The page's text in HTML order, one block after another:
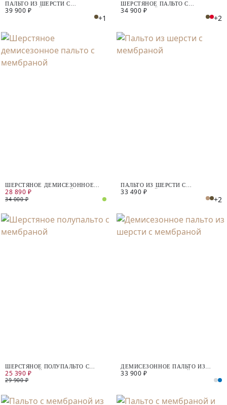
ПАЛЬТО ИЗ ШЕРСТИ С
МЕМБРАНОЙ
39 900 ₽
+1
ШЕРСТЯНОЕ ПАЛЬТО С
МЕМБРАНОЙ
34 900 ₽
+2
ШЕРСТЯНОЕ ДЕМИСЕЗОННОЕ
ПАЛЬТО С МЕМБРАНОЙ
28 890 ₽
34 000 ₽
ПАЛЬТО ИЗ ШЕРСТИ С
МЕМБРАНОЙ
33 490 ₽
+2
ШЕРСТЯНОЕ ПОЛУПАЛЬТО С
МЕМБРАНОЙ
25 390 ₽
29 900 ₽
ДЕМИСЕЗОННОЕ ПАЛЬТО ИЗ
ШЕРСТИ С МЕМБРАНОЙ
33 900 ₽